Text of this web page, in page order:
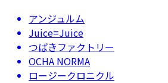
アンジュルム
Juice=Juice
つばきファクトリー
OCHA NORMA
ロージークロニクル